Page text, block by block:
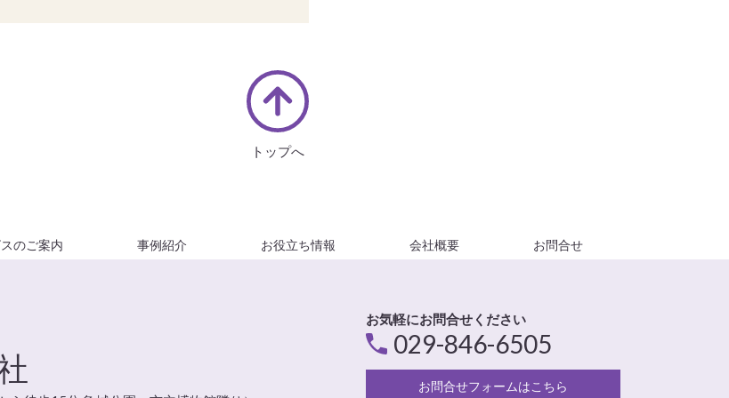
トップへ
のご案内 事例紹介 お役立ち情報 会社概要 お問合せ
お気軽にお問合せください
029-846-6505
お問合せフォームはこちら